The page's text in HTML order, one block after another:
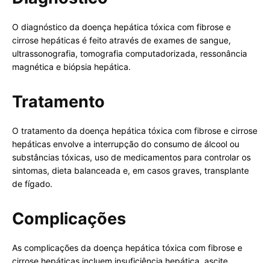
O diagnóstico da doença hepática tóxica com fibrose e
cirrose hepáticas é feito através de exames de sangue,
ultrassonografia, tomografia computadorizada, ressonância
magnética e biópsia hepática.
Tratamento
O tratamento da doença hepática tóxica com fibrose e cirrose
hepáticas envolve a interrupção do consumo de álcool ou
substâncias tóxicas, uso de medicamentos para controlar os
sintomas, dieta balanceada e, em casos graves, transplante
de fígado.
Complicações
As complicações da doença hepática tóxica com fibrose e
cirrose hepáticas incluem insuficiência hepática, ascite,